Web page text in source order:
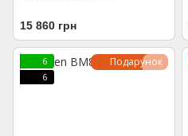
15 860 грн
Подарунок
6
6